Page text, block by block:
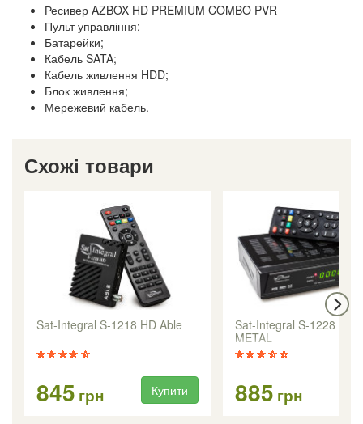
Ресивер AZBOX HD PREMIUM COMBO PVR
Пульт управління;
Батарейки;
Кабель SATA;
Кабель живлення HDD;
Блок живлення;
Мережевий кабель.
Схожі товари
Sat-Integral S-1218 HD Able
845 грн Купити
Sat-Integral S-1228 HD
METAL
885 грн